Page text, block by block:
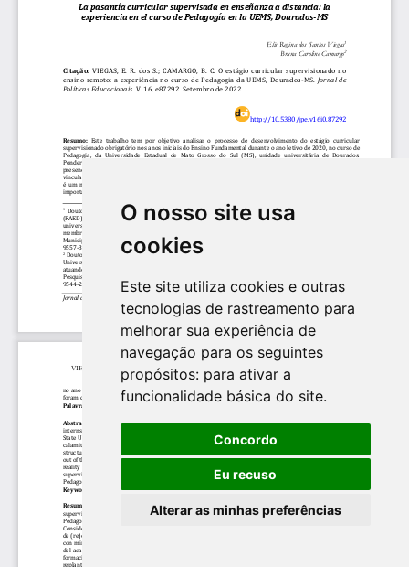
O nosso site usa
cookies
Este site utiliza cookies e outras
tecnologias de rastreamento para
melhorar sua experiência de
navegação para os seguintes
propósitos: para ativar a
funcionalidade básica do site.
Concordo
Eu recuso
Alterar as minhas preferências